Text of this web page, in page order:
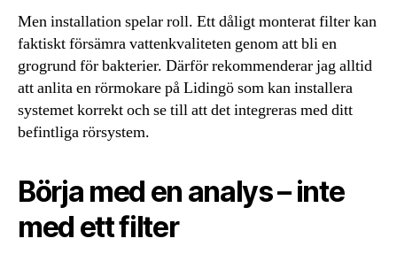
Men installation spelar roll. Ett dåligt monterat filter kan
faktiskt försämra vattenkvaliteten genom att bli en
grogrund för bakterier. Därför rekommenderar jag alltid
att anlita en rörmokare på Lidingö som kan installera
systemet korrekt och se till att det integreras med ditt
befintliga rörsystem.
Börja med en analys – inte
med ett filter